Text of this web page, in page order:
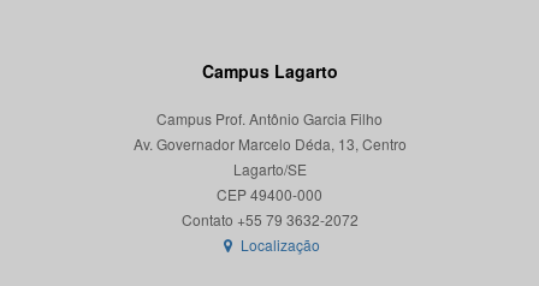
Campus Lagarto
Campus Prof. Antônio Garcia Filho
Av. Governador Marcelo Déda, 13, Centro
Lagarto/SE
CEP 49400-000
Localização